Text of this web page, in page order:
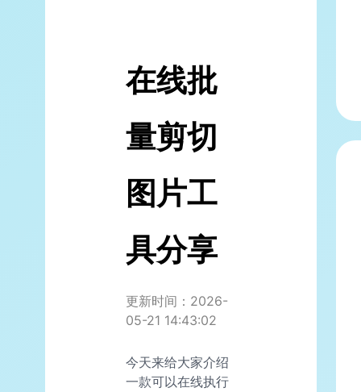
在线批
量剪切
图片工
具分享
更新时间：2026-
05-21 14:43:02
今天来给大家介绍
一款可以在线执行